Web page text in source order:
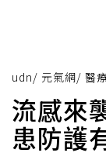
udn/ 元氣網/ 醫
流感來
患防護